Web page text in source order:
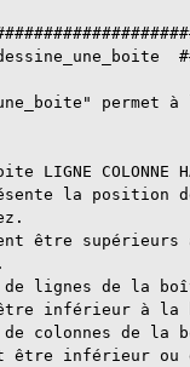
COLONNE
la
être
de lignes de
être inférieur à
de colonnes
doit être inférieur